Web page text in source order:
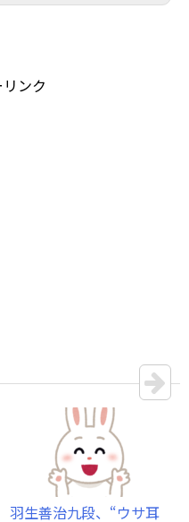
ンク
羽生善治九段、“ウサ耳